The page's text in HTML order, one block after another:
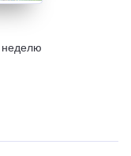
неделю